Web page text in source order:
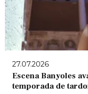
27.07.2026
Escena Banyoles
temporada de